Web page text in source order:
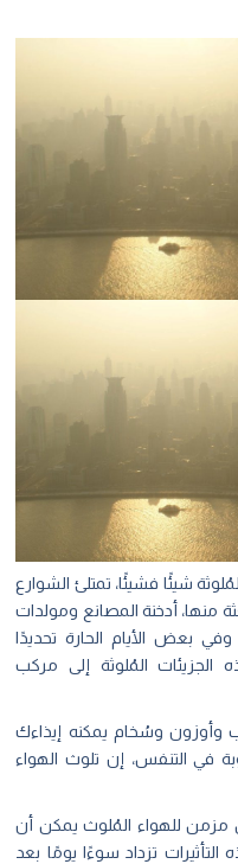
شيئًا فشيئًا، تمتلئ الشوارع
منها، أدخنة المصانع ومولدات
بعض الأيام الحارة تحديدًا
المُلوثة إلى مركب
وأوزون وسُخام يمكنه إيذاءك
في التنفس، إن تلوث الهواء
مزمن للهواء المُلوث يمكن أن
التأثيرات تزداد سوءًا يومًا بعد